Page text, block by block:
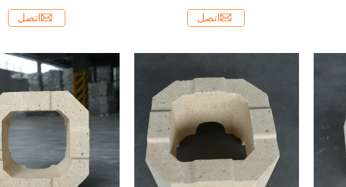
اتصل اتصل